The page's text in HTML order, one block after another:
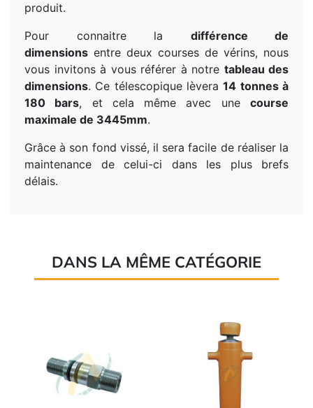
produit.
Pour connaitre la différence de
dimensions entre deux courses de vérins, nous
vous invitons à vous référer à notre tableau des
dimensions. Ce télescopique lèvera14 tonnes à
180 bars, et cela même avec unecourse
maximale de 3445mm.
Grâce à son fond vissé, il sera facile de réaliser la
maintenance de celui-ci dans les plus brefs
délais.
DANS LA MÊME CATÉGORIE